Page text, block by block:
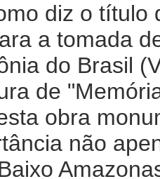
diz o título
a tomada
do Brasil
de
obra
não